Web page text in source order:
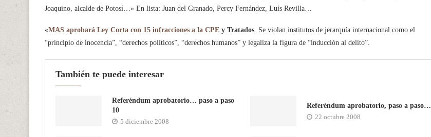
Joaquino, alcalde de Potosí…» En lista: Juan del Granado, Percy Fernández, Luís Revilla…
«MAS aprobará Ley Corta con 15 infracciones a la CPE y Tratados . Se violan institutos de jerarquía internacional como el
“principio de inocencia”, “derechos políticos”, “derechos humanos” y legaliza la figura de “inducción al delito”.
También te puede interesar
Referéndum aprobatorio… paso a paso
10
5 diciembre 2008
Referéndum aprobatorio, paso a paso…
22 octubre 2008